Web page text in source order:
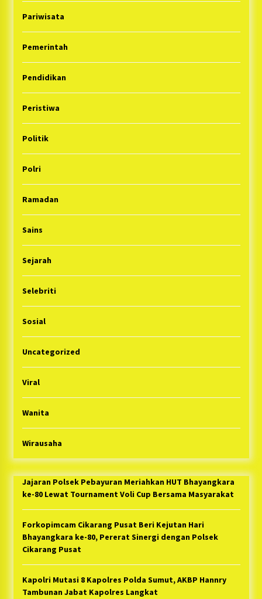
Pariwisata
Pemerintah
Pendidikan
Peristiwa
Politik
Polri
Ramadan
Sains
Sejarah
Selebriti
Sosial
Uncategorized
Viral
Wanita
Wirausaha
Jajaran Polsek Pebayuran Meriahkan HUT Bhayangkara
ke-80 Lewat Tournament Voli Cup Bersama Masyarakat
Forkopimcam Cikarang Pusat Beri Kejutan Hari
Bhayangkara ke-80, Pererat Sinergi dengan Polsek
Cikarang Pusat
Kapolri Mutasi 8 Kapolres Polda Sumut, AKBP Hannry
Tambunan Jabat Kapolres Langkat